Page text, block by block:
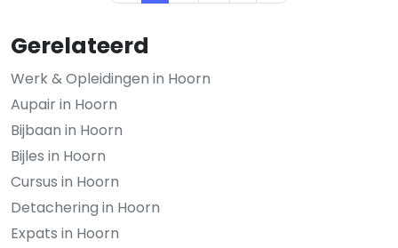
Gerelateerd
Werk & Opleidingen in Hoorn
Aupair in Hoorn
Bijbaan in Hoorn
Bijles in Hoorn
Cursus in Hoorn
Detachering in Hoorn
Expats in Hoorn